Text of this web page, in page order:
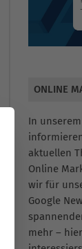
ONLINE
In
aktuellen
Online
wir für
Google
mehr –